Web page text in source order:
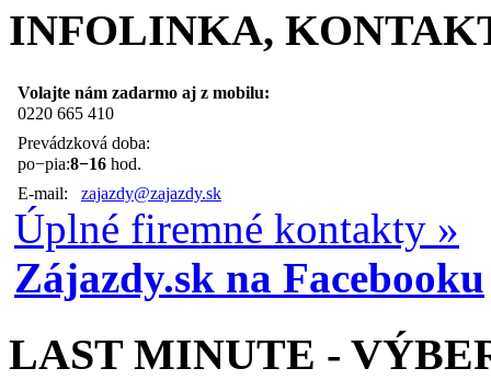
INFOLINKA,
Volajte nám zadarmo aj z mobilu:
0220 665 410
Prevádzková doba:
po−pia:8−16 hod.
E-mail: zajazdy@zajazdy.sk
Úplné firemné kontakty »
Zájazdy.sk na Facebooku
LAST MINUTE -